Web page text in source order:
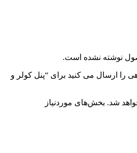
نوشته نشده است.
را ارسال می کنید برای “پنل کولر و
شد. بخش‌های موردنیاز